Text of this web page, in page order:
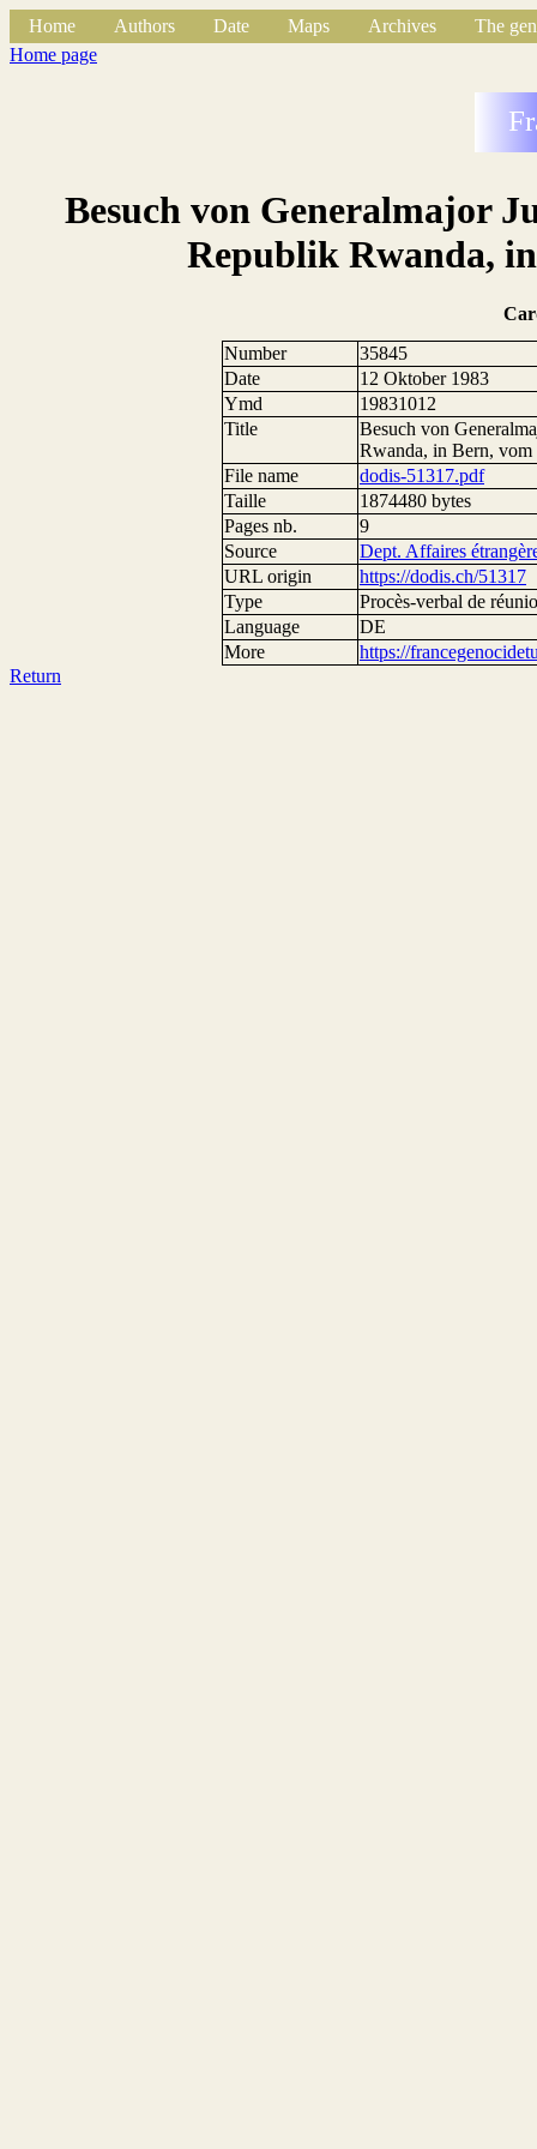
Home Authors Date Maps Archives
The
Home page
Besuch von Generalmajor
Republik Rwanda,
Number
35845
Date
12 Oktober 1983
Ymd
19831012
Title
Besuch von
Rwanda, in Bern,
File name
dodis-51317.pdf
Taille
1874480 bytes
Pages nb.
9
Source
Dept. Affaires
URL origin
https://dodis.ch/51317
Type
Procès-verbal de
Language
DE
More
https://
Return